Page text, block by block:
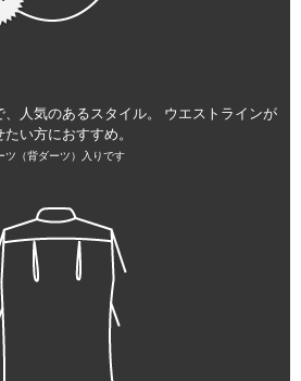
人気のあるスタイル。 ウエストラインが
い方におすすめ。
ツ（背ダーツ）入りです